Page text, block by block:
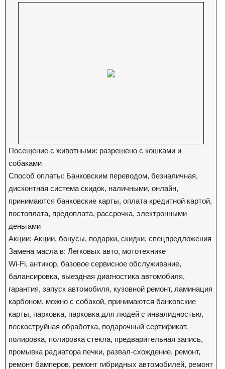
Посещение с животными: разрешено с кошками и
собаками
Способ оплаты: Банковским переводом, безналичная,
дисконтная система скидок, наличными, онлайн,
принимаются банковские карты, оплата кредитной картой,
постоплата, предоплата, рассрочка, электронными
деньгами
Акции: Акции, бонусы, подарки, скидки, спецпредложения
Замена масла в: Легковых авто, мототехнике
Wi-Fi, антикор, базовое сервисное обслуживание,
балансировка, выездная диагностика автомобиля,
гарантия, запуск автомобиля, кузовной ремонт, ламинация
карбоном, можно с собакой, принимаются банковские
карты, парковка, парковка для людей с инвалидностью,
пескоструйная обработка, подарочный сертификат,
полировка, полировка стекла, предварительная запись,
промывка радиатора печки, развал-схождение, ремонт,
ремонт бамперов, ремонт гибридных автомобилей, ремонт